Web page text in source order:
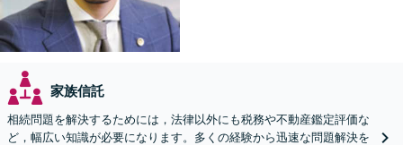
家族信託
相続問題を解決するためには，法律以外にも税務や不動産鑑定評価な
ど，幅広い知識が必要になります。多くの経験から迅速な問題解決を